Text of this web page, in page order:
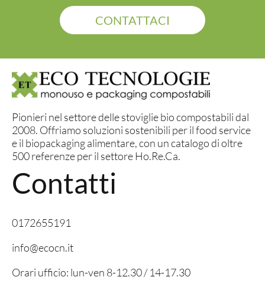
CONTATTACI
Pionieri nel settore delle stoviglie bio compostabili dal
2008. Offriamo soluzioni sostenibili per il food service
e il biopackaging alimentare, con un catalogo di oltre
500 referenze per il settore Ho.Re.Ca.
Contatti
0172655191
info@ecocn.it
Orari ufficio: lun-ven 8-12.30 / 14-17.30